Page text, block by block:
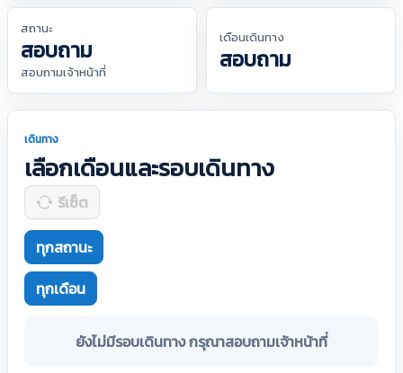
สถานะ
สอบถาม
สอบถามเจ้าหน้าที่
เดือนเดินทาง
สอบถาม
เดินทาง
เลือกเดือนและรอบเดินทาง
รีเซ็ต
ทุกสถานะ
ทุกเดือน
ยังไม่มีรอบเดินทาง กรุณาสอบถามเจ้าหน้าที่